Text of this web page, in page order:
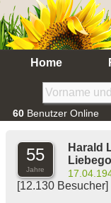
Home
60 Benutzer Online
55
Jahre
Harald
[12.130 Besucher]